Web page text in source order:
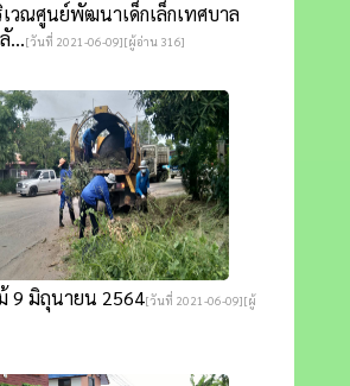
เวณศูนย์พัฒนาเด็กเล็กเทศบาล
...[วันที่ 2021-06-09][ผู้อ่าน 316]
9 มิถุนายน 2564[วันที่ 2021-06-09][ผู้